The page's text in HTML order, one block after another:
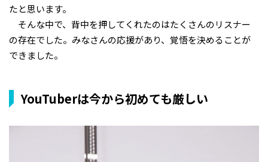
たと思います。
そんな中で、背中を押してくれたのはたくさんのリスナー
の存在でした。みなさんの応援があり、覚悟を決めることが
できました。
YouTuberは今から初めても厳しい